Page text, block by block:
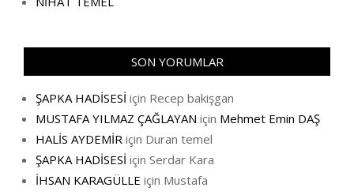
SON YORUMLAR
ŞAPKA HADİSESİ için Recep bakişgan
MUSTAFA YILMAZ ÇAĞLAYAN için Mehmet Emin DAŞ
HALİS AYDEMİR için Duran temel
ŞAPKA HADİSESİ için Serdar Kara
İHSAN KARAGÜLLE için Mustafa